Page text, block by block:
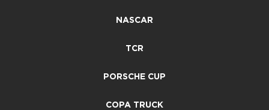
NASCAR
TCR
PORSCHE CUP
COPA TRUCK